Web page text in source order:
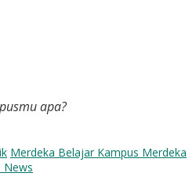
apa?
Merdeka Belajar Kampus Merdeka
News